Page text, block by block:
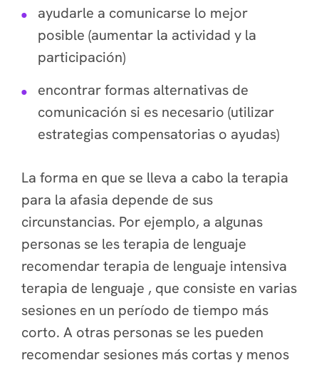
ayudarle a comunicarse lo mejor
posible (aumentar la actividad y la
participación)
encontrar formas alternativas de
comunicación si es necesario (utilizar
estrategias compensatorias o ayudas)
La forma en que se lleva a cabo la terapia
para la afasia depende de sus
circunstancias. Por ejemplo, a algunas
personas se les terapia de lenguaje
recomendar terapia de lenguaje intensiva
terapia de lenguaje , que consiste en varias
sesiones en un período de tiempo más
corto. A otras personas se les pueden
recomendar sesiones más cortas y menos